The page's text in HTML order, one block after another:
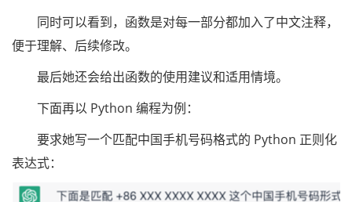
同时可以看到，函数是对每一部分都加入了中文注释，
便于理解、后续修改。
最后她还会给出函数的使用建议和适用情境。
下面再以 Python 编程为例：
要求她写一个匹配中国手机号码格式的 Python 正则化
表达式：